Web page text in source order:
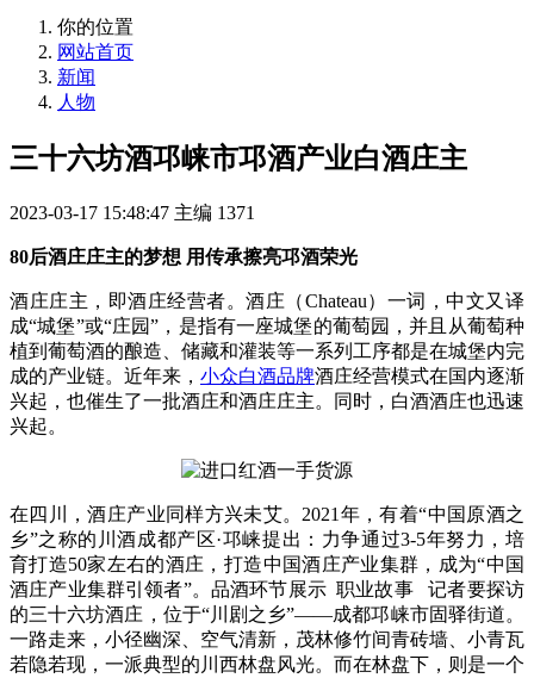
你的位置
网站首页
新闻
人物
三十六坊酒邛崃市邛酒产业白酒庄主
2023-03-17 15:48:47 主编 1371
80后酒庄庄主的梦想 用传承擦亮邛酒荣光
酒庄庄主，即酒庄经营者。酒庄（Chateau）一词，中文又译
成“城堡”或“庄园”，是指有一座城堡的葡萄园，并且从葡萄种
植到葡萄酒的酿造、储藏和灌装等一系列工序都是在城堡内完
成的产业链。近年来， 小众白酒品牌酒庄经营模式在国内逐渐
兴起，也催生了一批酒庄和酒庄庄主。同时，白酒酒庄也迅速
兴起。
在四川，酒庄产业同样方兴未艾。2021年，有着“中国原酒之
乡”之称的川酒成都产区·邛崃提出：力争通过3-5年努力，培
育打造50家左右的酒庄，打造中国酒庄产业集群，成为“中国
酒庄产业集群引领者”。品酒环节展示 职业故事 记者要探访
的三十六坊酒庄，位于“川剧之乡”——成都邛崃市固驿街道。
一路走来，小径幽深、空气清新，茂林修竹间青砖墙、小青瓦
若隐若现，一派典型的川西林盘风光。而在林盘下，则是一个